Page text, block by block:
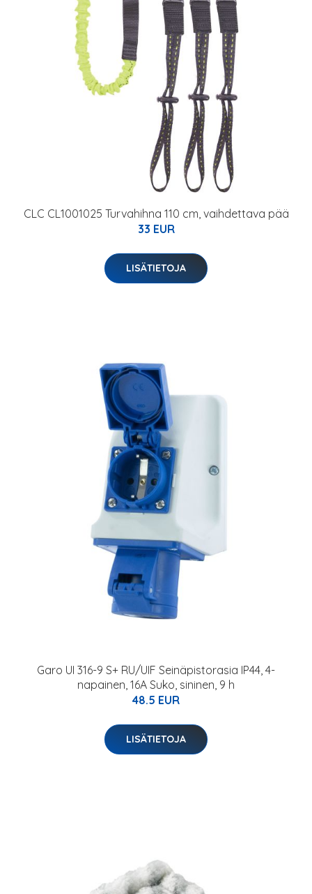
CLC CL1001025 Turvahihna 110 cm, vaihdettava pää
33 EUR
LISÄTIETOJA
Garo UI 316-9 S+ RU/UIF Seinäpistorasia IP44, 4-
napainen, 16A Suko, sininen, 9 h
48.5 EUR
LISÄTIETOJA